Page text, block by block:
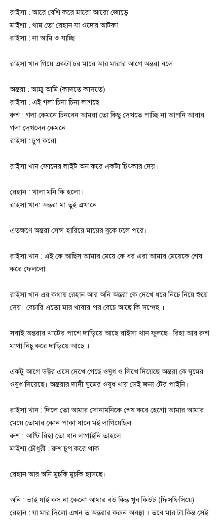
রাইসা : আরে বেশি করে মারো আরো জোড়ে
মাইশা : থাম তো রেহান যা ওদের আটকা
রাইসা : না আমি ও যাচ্ছি
রাইসা খান গিয়ে একটা চর মারে আর মারার আগে অন্তরা বলে
অন্তরা : আম্মু আমি (কাদতে কাদতে)
রাইসা : এই গলা চিনা চিনা লাগছে
রুশ : গলা কেমনে চিনবেন আমরা তো কিছু দেখতে পাচ্ছি না আপনি আবার
গলা দেখলেন কেমনে
রাইসা : চুপ করো
রাইসা খান ফোনের লাইট অন করে একটা চিৎকার দেয়।
রেহান : খালা মনি কি হলো।
রাইসা খান: অন্তরা মা তুই এখানে
এতক্ষণে অন্তরা সেন্স হারিয়ে মায়ের বুকে ঢলে পরে।
রাইসা খান : এই কে আছিস আমার মেয়ে কে ধর এরা আমার মেয়েকে শেষ
করে ফেললো
রাইসা খান এর কথায় রেহান আর অনি অন্তরা কে দেখে ধরে নিচে নিয়ে শুয়ে
দেয়। বেচারি এতো মার খাবার পর বেচে আছে কি সন্দেহ ।
সবাই অন্তরার খাটের পাশে দাড়িয়ে আছে রাইসা খান ফুলছে। রিহা আর রুশ
মাথা নিচু করে দাড়িয়ে আছে ।
একটু আগে ডক্টর এসে দেখে গেছে ওষুধ ও লিখে দিয়েছে অন্তরা কে ঘুমের
ওষুধ দিয়েছে। অন্তরার দাদী ঘুমের ওষুধ খায় সেই জন্য টের পাইনি।
রাইসা খান : দিলে তো আমার সোনামনিকে শেষ করে হেগো আমার আমার
মেয়ে তোমার কোন পাকা ধানে মই লাগিয়েছিল
রুশ : আন্টি রিহা তো ধান লাগাইনি তাহলে
মাইশা চৌধুরী : রুশ চুপ করে থাক
রেহান আর অনি মুচকি মুচকি হাসছে।
অনি : ভাই যাই কস না কেনো আমার বউ কিন্ত খুব কিউট (ফিসফিসিয়ে)
রেহান : যা মার দিলো এখন ত অন্তরার করুন অবস্থা । তবে মার টা কিন্ত সেই